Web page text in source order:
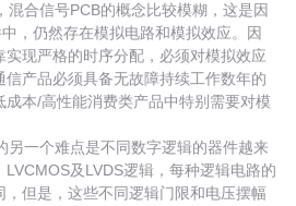
合信号PCB的概念比较模糊，这是因
，仍然存在模拟电路和模拟效应。因
现严格的时序分配，必须对模拟效应
产品必须具备无故障持续工作数年的
本/高性能消费类产品中特别需要对模
一个难点是不同数字逻辑的器件越来
及LVDS逻辑，每种逻辑电路的
但是，这些不同逻辑门限和电压摆幅